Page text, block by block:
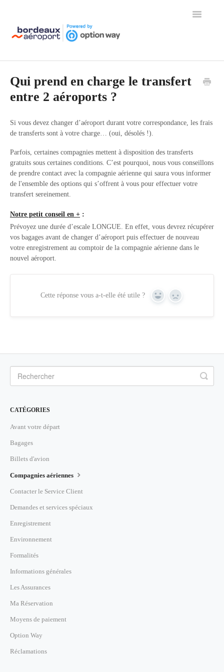
Toggle
Page d'accueil de l'aide
Qui prend en charge le transfert
entre 2 aéroports ?
Si vous devez changer d’aéroport durant votre correspondance, les frais
de transferts sont à votre charge… (oui, désolés !).
Parfois, certaines compagnies mettent à disposition des transferts
gratuits sous certaines conditions. C’est pourquoi, nous vous conseillons
de prendre contact avec la compagnie aérienne qui saura vous informer
de l'ensemble des options qui s’offrent à vous pour effectuer votre
transfert sereinement.
Notre petit conseil en + :
Prévoyez une durée d’escale LONGUE. En effet, vous devrez récupérer
vos bagages avant de changer d’aéroport puis effectuer de nouveau
votre enregistrement au comptoir de la compagnie aérienne dans le
nouvel aéroport.
Cette réponse vous a-t-elle été utile ?
Yes No
CATÉGORIES
Avant votre départ
Bagages
Billets d'avion
Compagnies aériennes
Contacter le Service Client
Demandes et services spéciaux
Enregistrement
Environnement
Formalités
Informations générales
Les Assurances
Ma Réservation
Moyens de paiement
Option Way
Réclamations